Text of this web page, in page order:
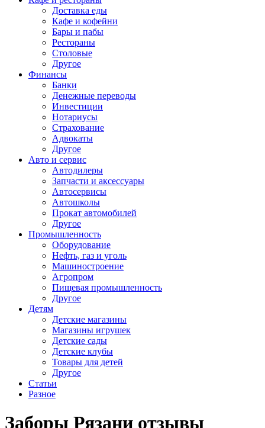
Доставка еды
Кафе и кофейни
Бары и пабы
Рестораны
Столовые
Другое
Финансы
Банки
Денежные переводы
Инвестиции
Нотариусы
Страхование
Адвокаты
Другое
Авто и сервис
Автодилеры
Запчасти и аксессуары
Автосервисы
Автошколы
Прокат автомобилей
Другое
Промышленность
Оборудование
Нефть, газ и уголь
Машиностроение
Агропром
Пищевая промышленность
Другое
Детям
Детские магазины
Магазины игрушек
Детские сады
Детские клубы
Товары для детей
Другое
Статьи
Разное
Заборы Рязани отзывы